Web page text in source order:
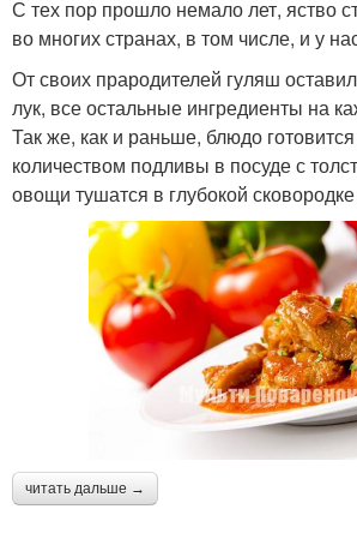
С тех пор прошло немало лет, яство
во многих странах, в том числе, и у
От своих прародителей гуляш
лук, все остальные ингредиенты на
Так же, как и раньше, блюдо
количеством подливы в посуде с
овощи тушатся в глубокой
читать дальше →